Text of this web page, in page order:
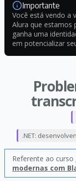
Importante
Você está vendo a
Alura que estamos
ganha uma
em potencializar
.NET:
Referente ao curso
modernas com